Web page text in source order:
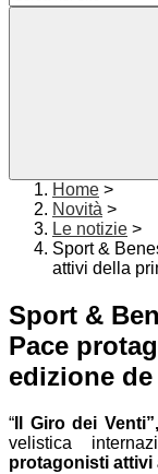
Home >
Novità >
Le notizie >
Sport &
attivi della
Sport &
Pace
edizione
“ Il Giro dei Venti”,
velistica
protagonisti attivi